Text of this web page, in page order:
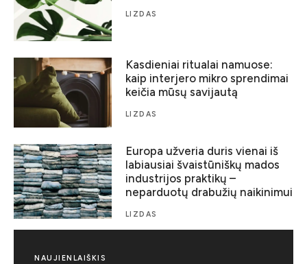
LIZDAS
Kasdieniai ritualai namuose:
kaip interjero mikro sprendimai
keičia mūsų savijautą
LIZDAS
Europa užveria duris vienai iš
labiausiai švaistūniškų mados
industrijos praktikų –
neparduotų drabužių naikinimui
LIZDAS
NAUJIENLAIŠKIS